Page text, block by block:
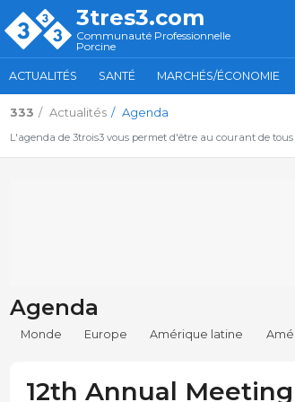
3tres3.com
Communauté Professionnelle
Porcine
ACTUALITÉS SANTÉ MARCHÉS/ÉCONOMIE
333 Actualités Agenda
L'agenda de 3trois3 vous permet d'être au courant de
Agenda
Monde Europe Amérique latine
12th Annual